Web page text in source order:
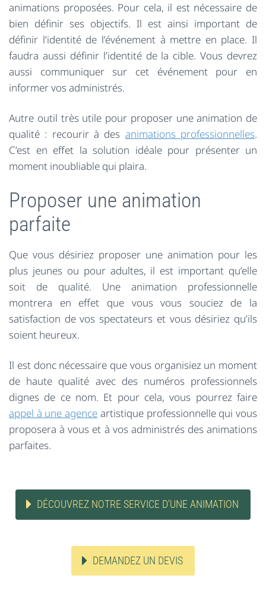
animations proposées. Pour cela, il est nécessaire de
bien définir ses objectifs. Il est ainsi important de
définir l’identité de l’événement à mettre en place. Il
faudra aussi définir l’identité de la cible. Vous devrez
aussi communiquer sur cet événement pour en
informer vos administrés.
Autre outil très utile pour proposer une animation de
qualité : recourir à des animations professionnelles.
C’est en effet la solution idéale pour présenter un
moment inoubliable qui plaira.
Proposer une animation
parfaite
Que vous désiriez proposer une animation pour les
plus jeunes ou pour adultes, il est important qu’elle
soit de qualité. Une animation professionnelle
montrera en effet que vous vous souciez de la
satisfaction de vos spectateurs et vous désiriez qu’ils
soient heureux.
Il est donc nécessaire que vous organisiez un moment
de haute qualité avec des numéros professionnels
dignes de ce nom. Et pour cela, vous pourrez faire
appel à une agence artistique professionnelle qui vous
proposera à vous et à vos administrés des animations
parfaites.
DÉCOUVREZ NOTRE SERVICE D'UNE ANIMATION
DEMANDEZ UN DEVIS